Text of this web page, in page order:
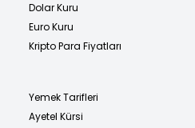
Dolar Kuru
Euro Kuru
Kripto Para Fiyatları
Yemek Tarifleri
Ayetel Kürsi